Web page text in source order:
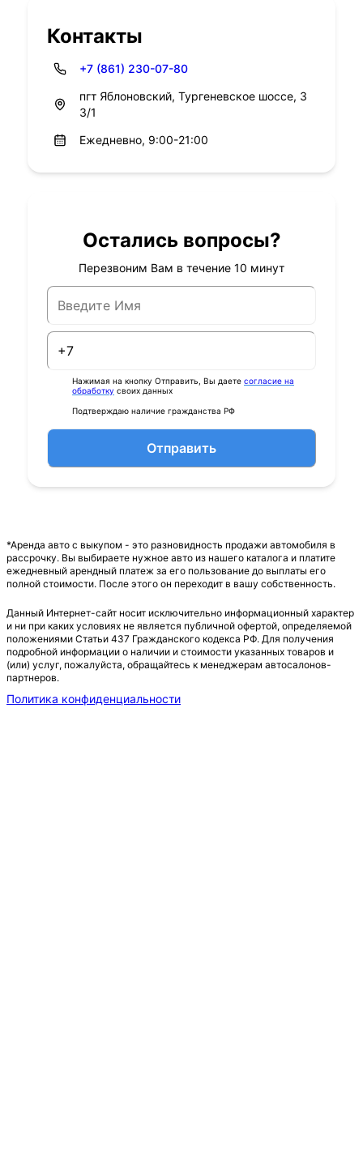
Контакты
+7 (861) 230-07-80
пгт Яблоновский, Тургеневское шоссе, 3
3/1
Ежедневно, 9:00-21:00
Остались вопросы?
Перезвоним Вам в течение 10 минут
Нажимая на кнопку Отправить, Вы даете согласие на
обработку своих данных
Подтверждаю наличие гражданства РФ
Отправить
*Аренда авто с выкупом - это разновидность продажи автомобиля в
рассрочку. Вы выбираете нужное авто из нашего каталога и платите
ежедневный арендный платеж за его пользование до выплаты его
полной стоимости. После этого он переходит в вашу собственность.
Данный Интернет-сайт носит исключительно информационный характер
и ни при каких условиях не является публичной офертой, определяемой
положениями Статьи 437 Гражданского кодекса РФ. Для получения
подробной информации о наличии и стоимости указанных товаров и
(или) услуг, пожалуйста, обращайтесь к менеджерам автосалонов-
партнеров.
Политика конфиденциальности